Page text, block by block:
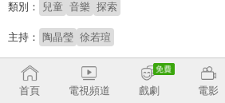
類別： 兒童 音樂 探索
主持： 陶晶瑩 徐若瑄
收回
首頁
電視頻道 戲劇 電影